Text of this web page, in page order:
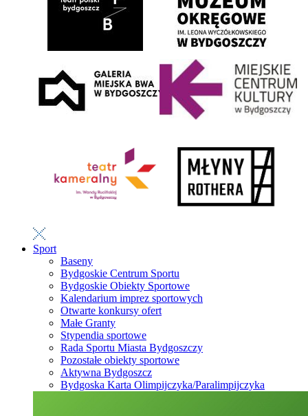
Sport
Baseny
Bydgoskie Centrum Sportu
Bydgoskie Obiekty Sportowe
Kalendarium imprez sportowych
Otwarte konkursy ofert
Małe Granty
Stypendia sportowe
Rada Sportu Miasta Bydgoszczy
Pozostałe obiekty sportowe
Aktywna Bydgoszcz
Bydgoska Karta Olimpijczyka/Paralimpijczyka